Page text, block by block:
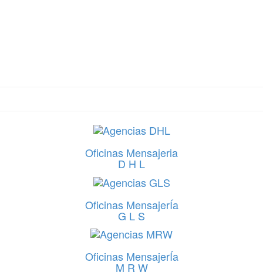
Oficinas Mensajeria
D H L
Oficinas MensajerÍa
G L S
Oficinas MensajerÍa
M R W